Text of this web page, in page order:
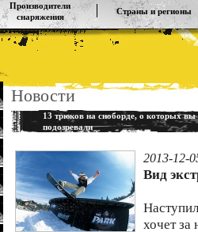
Производители
снаряжения
Страны и регионы
Новости
13 трюков на сноборде, о которых вы
подозревали
2013-12-
Вид
хочет за